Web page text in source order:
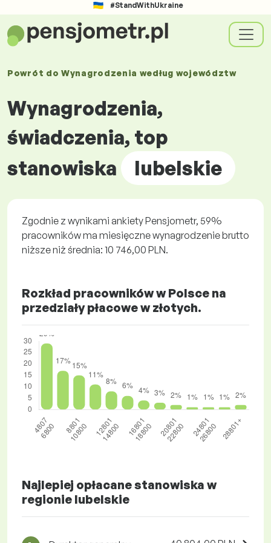
#StandWithUkraine
Powrót do Wynagrodzenia według województw
Wynagrodzenia,
świadczenia, top
stanowiska
lubelskie
Zgodnie z wynikami ankiety Pensjometr, 59%
pracowników ma miesięczne wynagrodzenie brutto
niższe niż średnia: 10 746,00 PLN.
Rozkład pracowników w Polsce na
przedziały płacowe w złotych.
Najlepiej opłacane stanowiska w
regionie lubelskie